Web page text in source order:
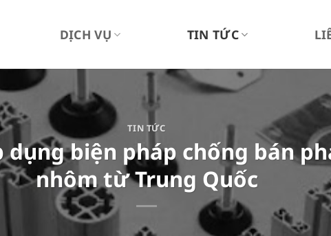
DỊCH VỤ TIN TỨC
TIN TỨC
biện pháp chống bán
nhôm từ Trung Quốc